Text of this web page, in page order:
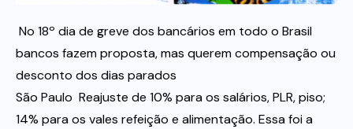
Financeiras e Cooperativas
No 18º dia de greve dos bancários em todo o Brasil
bancos fazem proposta, mas querem compensação ou
desconto dos dias parados
São Paulo  Reajuste de 10% para os salários, PLR, piso;
14% para os vales refeição e alimentação. Essa foi a